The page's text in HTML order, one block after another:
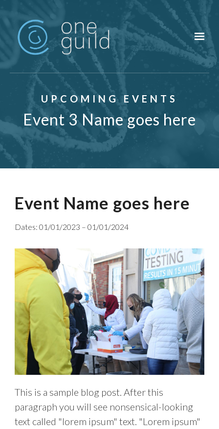
UPCOMING EVENTS
Event 3 Name goes here
Event Name goes here
Dates: 01/01/2023 – 01/01/2024
This is a sample blog post. After this
paragraph you will see nonsensical-looking
text called "lorem ipsum" text. "Lorem ipsum"